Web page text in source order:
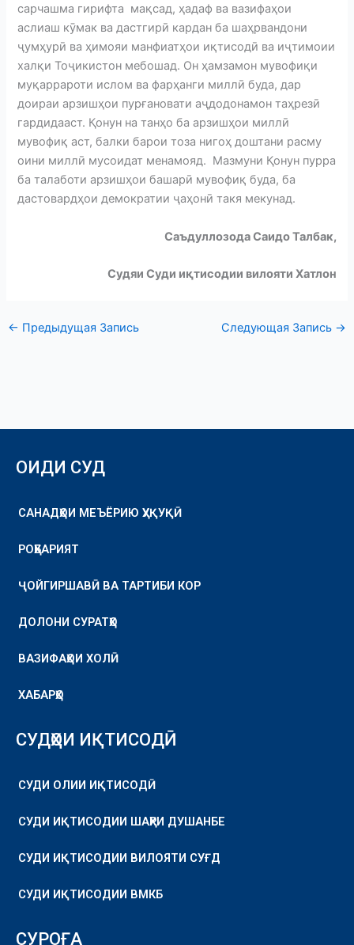
сарчашма гирифта мақсад, ҳадаф ва вазифаҳои
аслиаш кӯмак ва дастгирӣ кардан ба шаҳрвандони
ҷумҳурӣ ва ҳимояи манфиатҳои иқтисодӣ ва иҷтимоии
халқи Тоҷикистон мебошад. Он ҳамзамон мувофиқи
муқаррароти ислом ва фарҳанги миллӣ буда, дар
доираи арзишҳои пурғановати аҷдодонамон таҳрезӣ
гардидааст. Қонун на танҳо ба арзишҳои миллӣ
мувофиқ аст, балки барои тоза нигоҳ доштани расму
оини миллӣ мусоидат менамояд. Мазмуни Қонун пурра
ба талаботи арзишҳои башарӣ мувофиқ буда, ба
дастовардҳои демократии ҷаҳонӣ такя мекунад.
Саъдуллозода Саидо Талбак,
Судяи Суди иқтисодии вилояти Хатлон
← Предыдущая Запись Следующая Запись →
ОИДИ СУД
САНАДҲОИ МЕЪЁРИЮ ҲУҚУҚӢ
РОҲБАРИЯТ
ҶОЙГИРШАВӢ ВА ТАРТИБИ КОР
ДОЛОНИ СУРАТҲО
ВАЗИФАҲОИ ХОЛӢ
ХАБАРҲО
СУДҲОИ ИҚТИСОДӢ
СУДИ ОЛИИ ИҚТИСОДӢ
СУДИ ИҚТИСОДИИ ШАҲРИ ДУШАНБЕ
СУДИ ИҚТИСОДИИ ВИЛОЯТИ СУҒД
СУДИ ИҚТИСОДИИ ВМКБ
СУРОҒА